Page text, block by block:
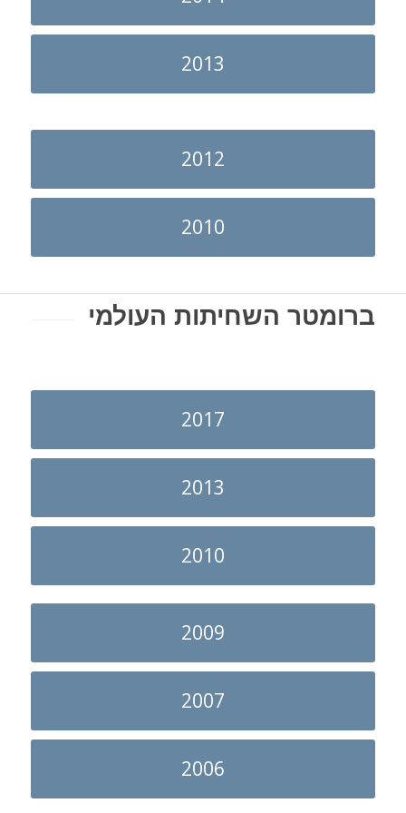
2013
2012
2010
ברומטר השחיתות העולמי
2017
2013
2010
2009
2007
2006